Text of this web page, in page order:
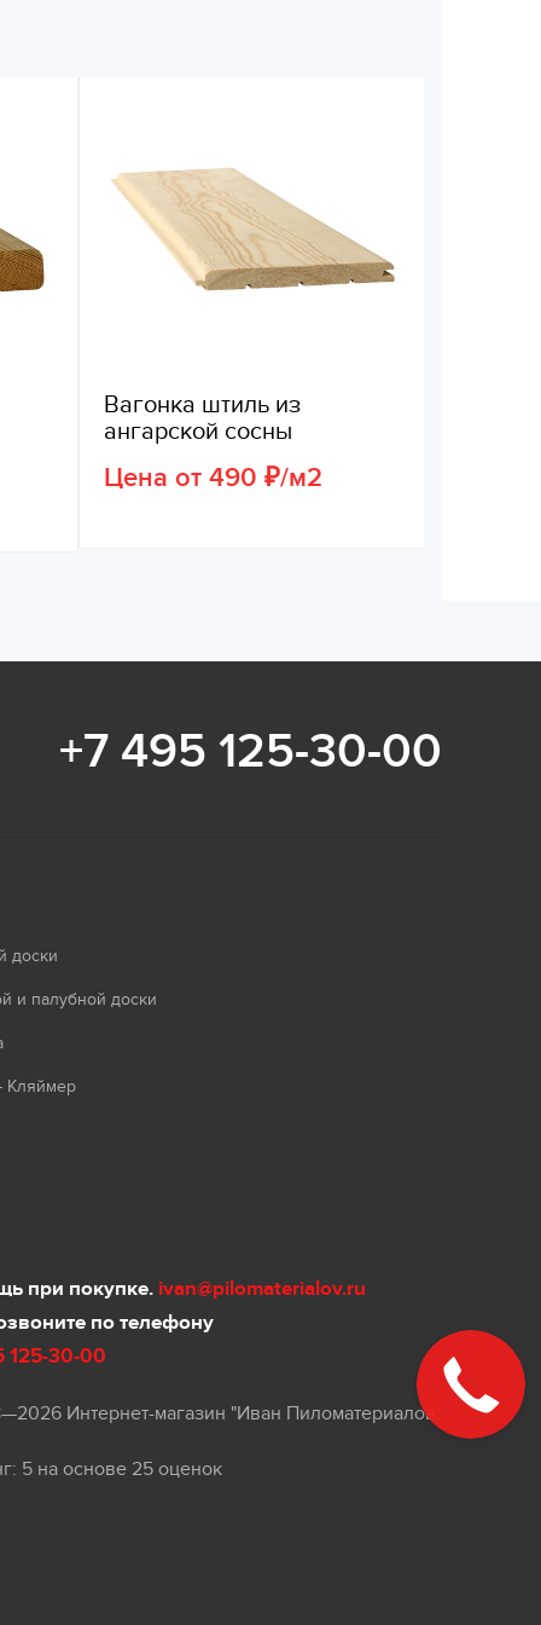
Вагонка штиль из
ангарской сосны
Цена от 490 ₽/м2
+7 495 125-30-00
доски
и палубной доски
Кляймер
при покупке. ivan@pilomaterialov.ru
по телефону
125-30-00
Интернет-магазин "Иван Пиломатериалов"
5 на основе 25 оценок